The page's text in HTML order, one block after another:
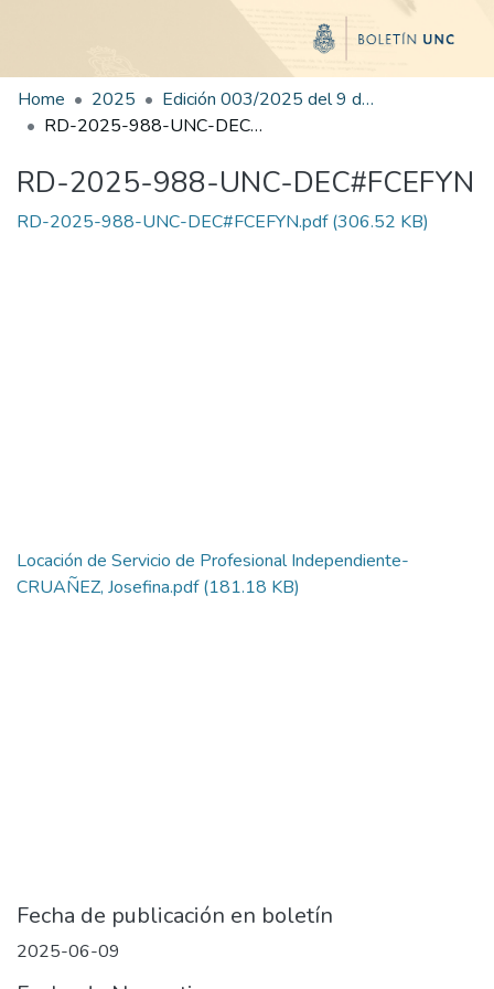
Home 2025
Edición 003/2025 del 9 de junio de 2025
RD-2025-988-UNC-DEC#FCEFYN
RD-2025-988-UNC-DEC#FCEFYN
RD-2025-988-UNC-DEC#FCEFYN.pdf(306.52 KB)
Locación de Servicio de Profesional Independiente-
CRUAÑEZ, Josefina.pdf(181.18 KB)
Fecha de publicación en boletín
2025-06-09